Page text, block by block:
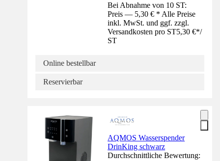
Bei Abnahme von 10 ST:
Preis — 5,30 € * Alle Preise
inkl. MwSt. und ggf. zzgl.
Versandkosten pro ST5,30 €*/
ST
Online bestellbar
Reservierbar
AQMOS Wasserspender
DrinKing schwarz
Durchschnittliche Bewertung: